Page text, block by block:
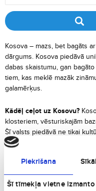
Piekrišana
Šī tīmekļa vietne
Kosova – mazs, bet bagāts
dārgums. Kosova piedāvā
dabas skaistumu, gan
tiem, kas meklē mazāk
galamērķus.
Kādēļ ceļot uz Kosovu?
klosteriem, vēsturiskajām
Šī valsts piedāvā ne tikai
Piedalieties vietējos
Kad ceļot uz Kosovu?
oktobrim, kad laika apstākļi